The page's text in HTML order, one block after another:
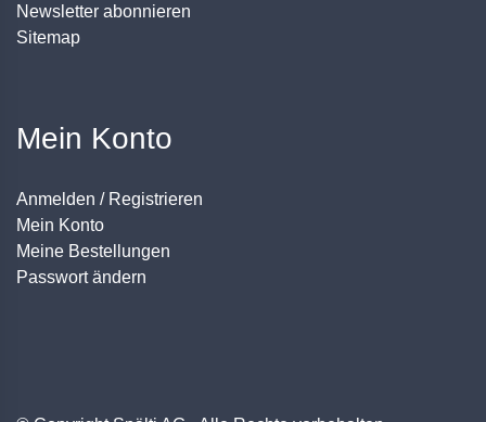
Newsletter abonnieren
Sitemap
Mein Konto
Anmelden / Registrieren
Mein Konto
Meine Bestellungen
Passwort ändern